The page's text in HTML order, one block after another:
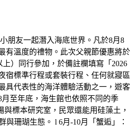
朋友一起潛入海底世界。凡於8月8
有溫度的禮物。此次父親節優惠將於
）同行參加，於備註欄填寫「2026
宿標準行程或套裝行程、任何就寢區
具代表性的海洋體驗活動之一，遊客
至年底，海生館也依照不同的季
標本研究室，民眾還能用硅藻土，
珊瑚生態。 l 6月-10月「蟹逅」：